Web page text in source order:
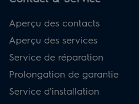
Aperçu des contacts
Aperçu des services
Service de réparation
Prolongation de garantie
Service d'installation